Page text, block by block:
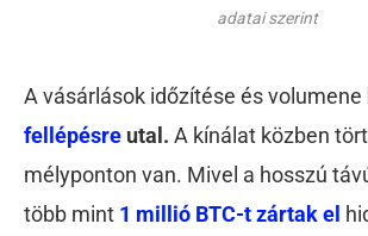
adatai szerint
A vásárlások időzítése és volumene
fellépésre utal. A kínálat közben
mélyponton van. Mivel a hosszú
több mint 1 millió BTC-t zártak el